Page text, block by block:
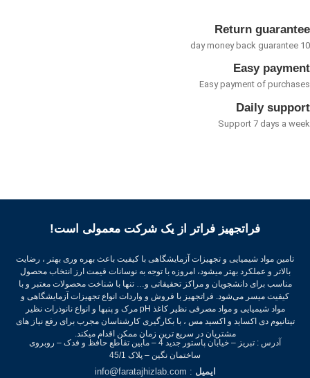
Return
Easy
Easy payment of
Daily
Support 7 days a
فراتجهیز فراتر از یک شرکت معمولی است!
تامین مواد شیمیایی و تجهیزات آزمایشگاهی با کیفیت باعث بهره وری بهتر ، رضایت
بالاتر و عملکرد بهتر میشود، امروزه با توجه به نوسانات قیمت ارز انتخاب محصول
مناسب برای دانشجویان و مراکز تحقیقاتی و… تنها با شناخت محصولات معتبر و با
کیفیت میسر می‌شود.فراتجهیز با فروش و واردات انواع تجهیزات آزمایشگاهی و
مواد شیمیایی و مواد مصرفی نظیر کاغذ pH مرک و پنپها و انواع نانوذرات نظیر
تیتانیوم دی اکساید و اکسید مس ، با بکارگیری کارشناسان مجرب برای رفع نیاز های
مشتریان در سریع ترین زمان ممکن اقدام میکند.
آدرس : تبریز – خیابان پاستور جدید 4 – مابین تقاطع حافظ و فدک – روبروی
ساختمان نگین – پلاک 45/1
ایمیل: info@faratajhizlab.com